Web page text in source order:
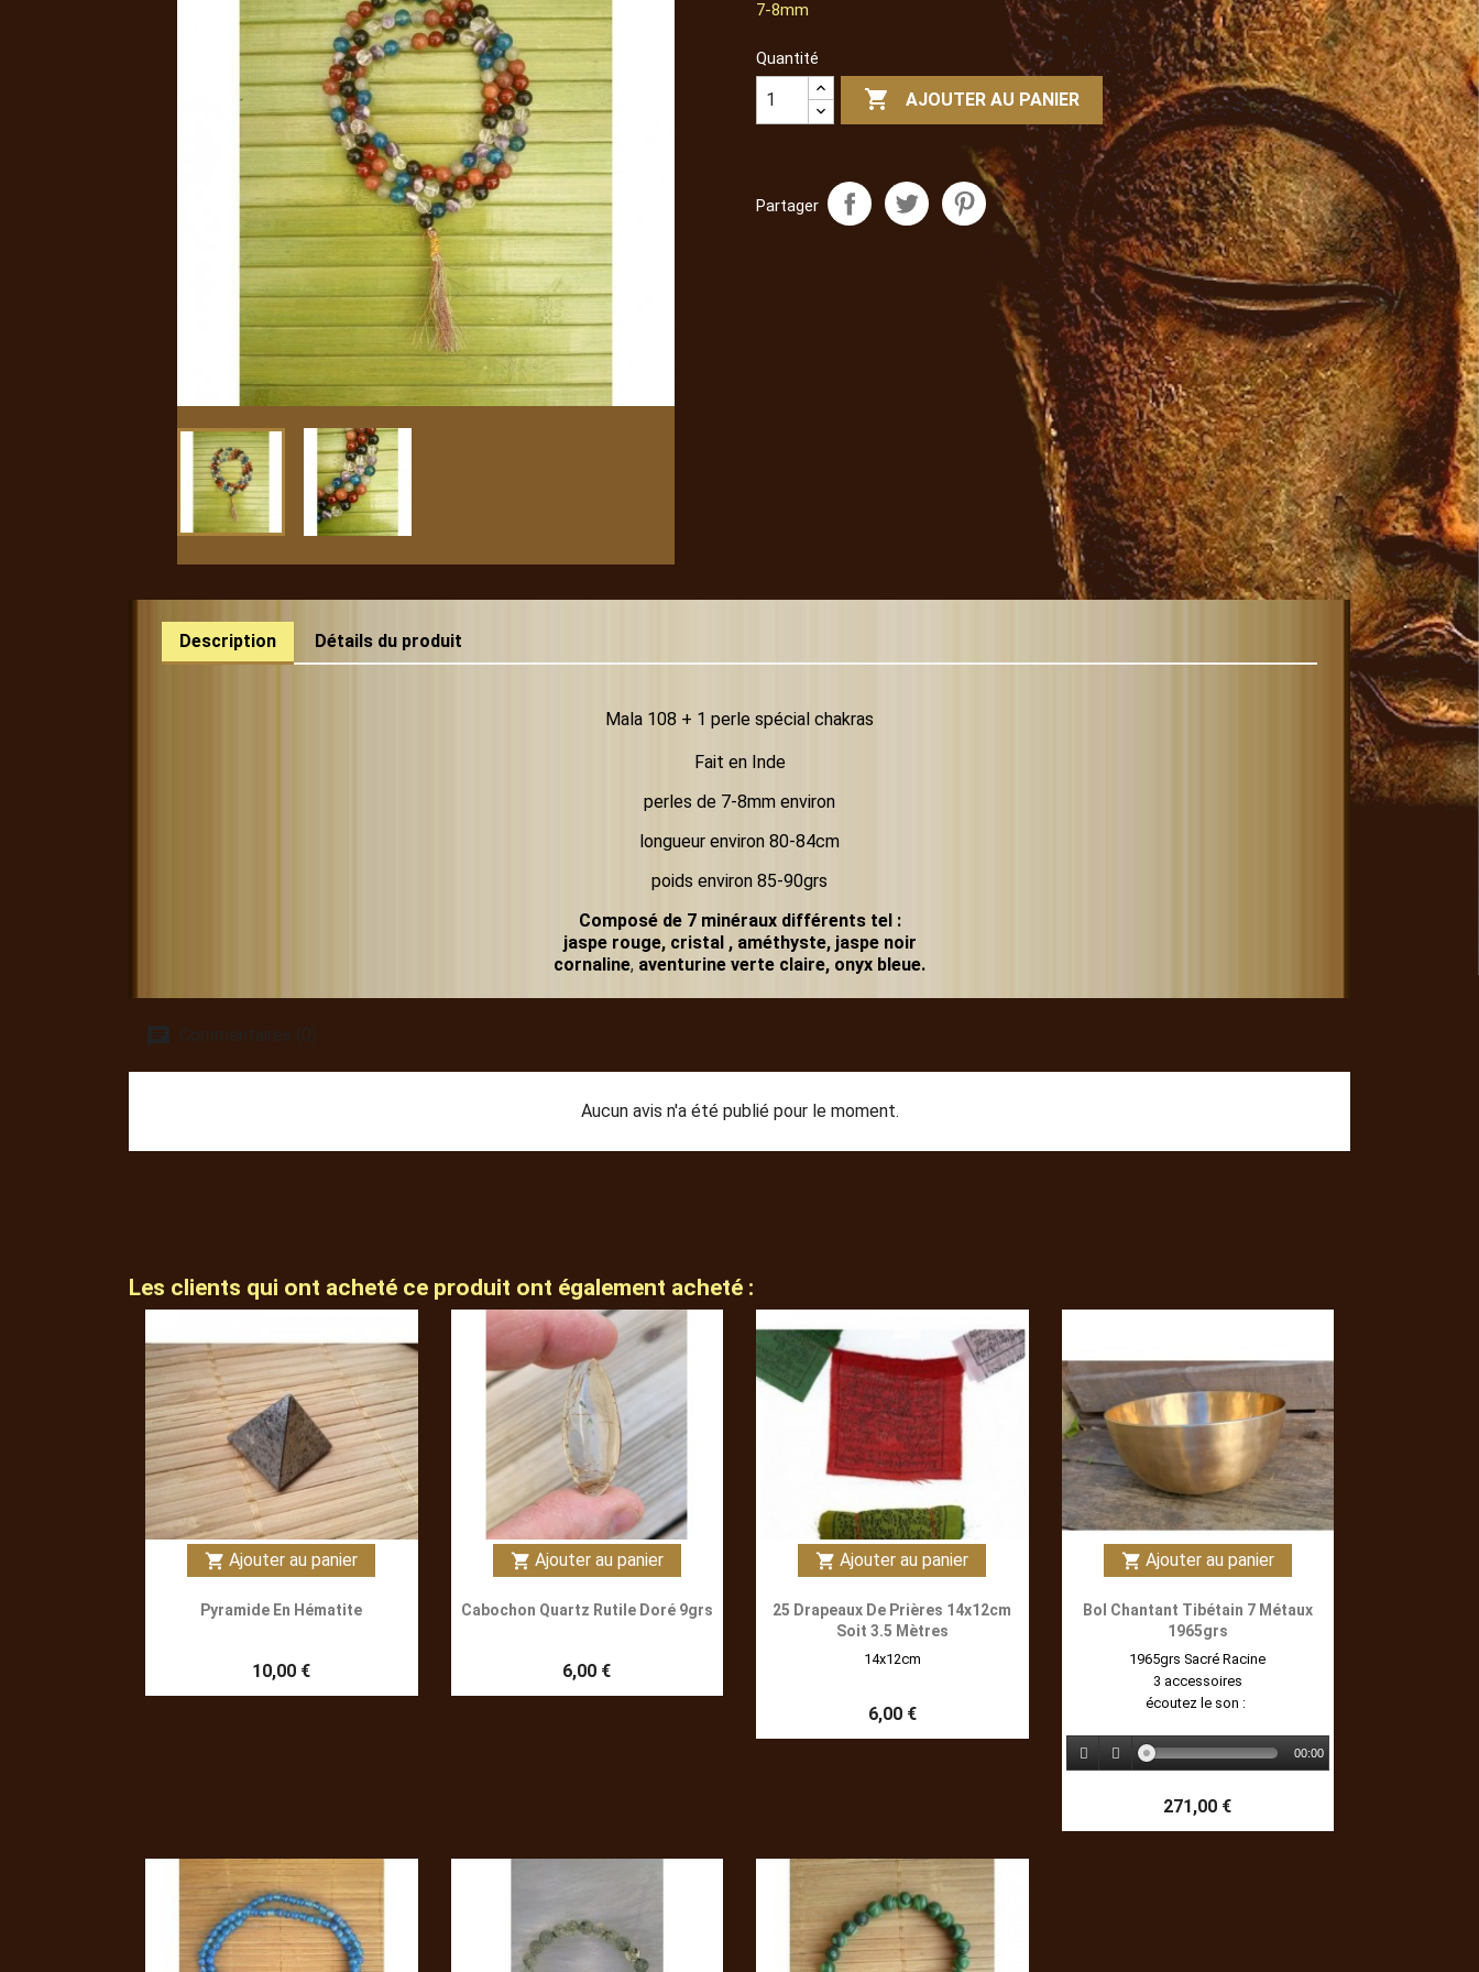
7-8mm
Quantité
 AJOUTER AU PANIER
Partager
Description Détails du produit
Mala 108 + 1 perle spécial chakras
Fait en Inde
perles de 7-8mm environ
longueur environ 80-84cm
poids environ 85-90grs
Composé de 7 minéraux différents tel :
jaspe rouge, cristal , améthyste, jaspe noir
cornaline, aventurine verte claire, onyx bleue.
Commentaires (0)
Aucun avis n'a été publié pour le moment.
Les clients qui ont acheté ce produit ont également acheté :
shopping_cart Ajouter au panier
Pyramide En Hématite
10,00 €
shopping_cart Ajouter au panier
Cabochon Quartz Rutile Doré 9grs
6,00 €
shopping_cart Ajouter au panier
25 Drapeaux De Prières 14x12cm
Soit 3.5 Mètres
14x12cm
6,00 €
shopping_cart Ajouter au panier
Bol Chantant Tibétain 7 Métaux
1965grs
1965grs Sacré Racine
3 accessoires
écoutez le son :
00:00
271,00 €